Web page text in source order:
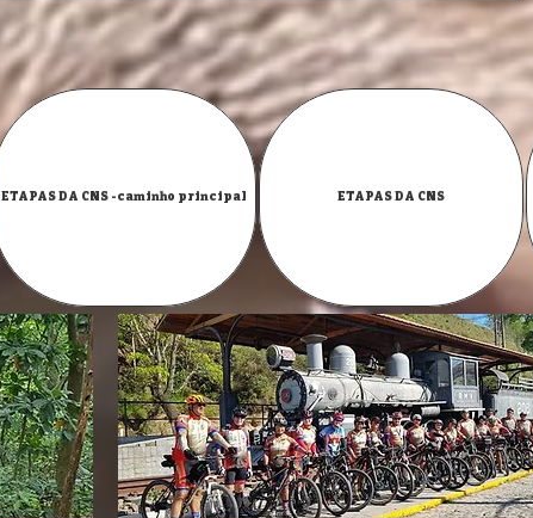
ETAPAS DA CNS -caminho principal ETAPAS DA CNS